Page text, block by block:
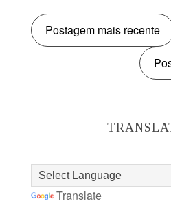
Postagem mais recente
Translate